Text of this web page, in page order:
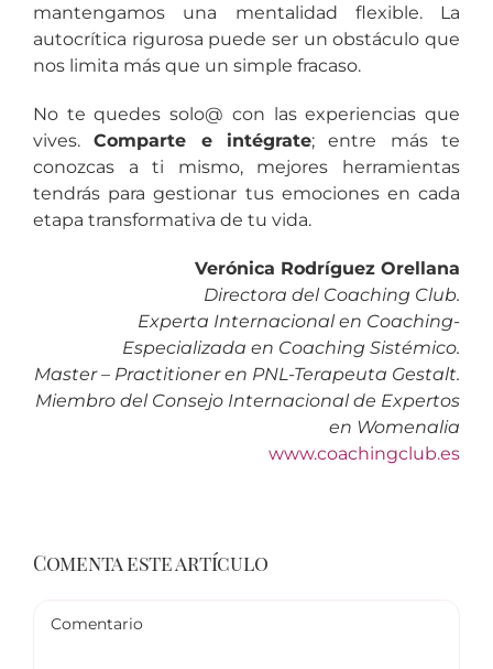
mantengamos una mentalidad flexible. La
autocrítica rigurosa puede ser un obstáculo que
nos limita más que un simple fracaso.
No te quedes solo@ con las experiencias que
vives.Comparte e intégrate; entre más te
conozcas a ti mismo, mejores herramientas
tendrás para gestionar tus emociones en cada
etapa transformativa de tu vida.
Verónica Rodríguez Orellana
Directora del Coaching Club.
Experta Internacional en Coaching-
Especializada en Coaching Sistémico.
Master – Practitioner en PNL-Terapeuta Gestalt.
Miembro del Consejo Internacional de Expertos
en Womenalia
www.coachingclub.es
Comenta este artículo